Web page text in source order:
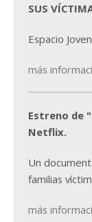
SUS
Espacio
más
Estreno de
Netflix.
Un
familias
más